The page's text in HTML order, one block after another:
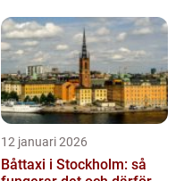
12 januari 2026
Båttaxi i Stockholm: så